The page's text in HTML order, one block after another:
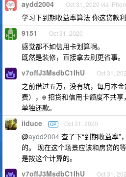
aydd2004 Oct 31, 2020 via
学习下到期收益率算法 你这贷款
9151 Oct 31, 2020
感觉都不如信用卡划算啊。
既然是装修，直接拿去刷更省事。
v7offJ3MsdbC1IhU Oct 31,
之前借过五万，没有坑，每月本
费），e 招贷和信用卡额度不共
单独还款。
iiduce OP Oct 31, 2020
@aydd2004 查了下“到期收益率”
的。 现在这个场景应该和房贷的
是按这个计算的。
v7offJ3MsdbC1IhU Oct 31,